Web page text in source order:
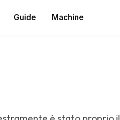
Guide Machine